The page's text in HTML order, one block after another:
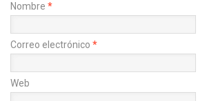
Nombre *
Correo electrónico *
Web